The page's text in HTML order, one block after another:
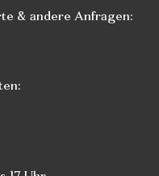
& andere Anfragen: